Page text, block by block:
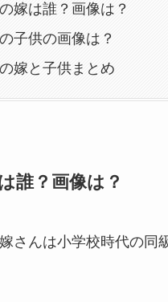
嫁は誰？画像は？
子供の画像は？
嫁と子供まとめ
誰？画像は？
さんは小学校時代の同